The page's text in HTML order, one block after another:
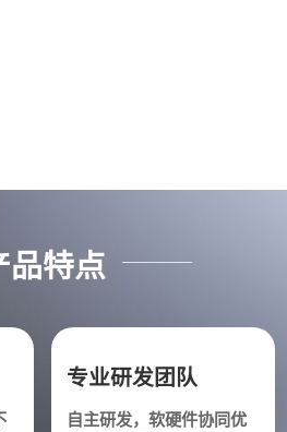
品特点
专业研发团队
自主研发，软硬件协同优